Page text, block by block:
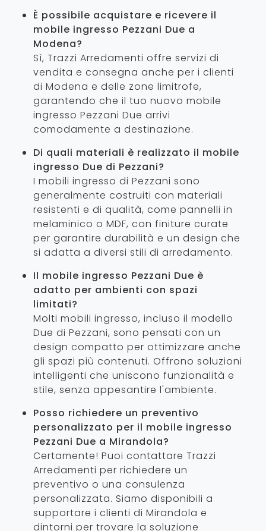
È possibile acquistare e ricevere il
mobile ingresso Pezzani Due a
Modena?
Sì, Trazzi Arredamenti offre servizi di
vendita e consegna anche per i clienti
di Modena e delle zone limitrofe,
garantendo che il tuo nuovo mobile
ingresso Pezzani Due arrivi
comodamente a destinazione.
Di quali materiali è realizzato il mobile
ingresso Due di Pezzani?
I mobili ingresso di Pezzani sono
generalmente costruiti con materiali
resistenti e di qualità, come pannelli in
melaminico o MDF, con finiture curate
per garantire durabilità e un design che
si adatta a diversi stili di arredamento.
Il mobile ingresso Pezzani Due è
adatto per ambienti con spazi
limitati?
Molti mobili ingresso, incluso il modello
Due di Pezzani, sono pensati con un
design compatto per ottimizzare anche
gli spazi più contenuti. Offrono soluzioni
intelligenti che uniscono funzionalità e
stile, senza appesantire l'ambiente.
Posso richiedere un preventivo
personalizzato per il mobile ingresso
Pezzani Due a Mirandola?
Certamente! Puoi contattare Trazzi
Arredamenti per richiedere un
preventivo o una consulenza
personalizzata. Siamo disponibili a
supportare i clienti di Mirandola e
dintorni per trovare la soluzione